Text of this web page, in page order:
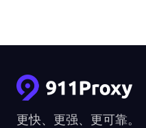
更快、更强、更可靠。